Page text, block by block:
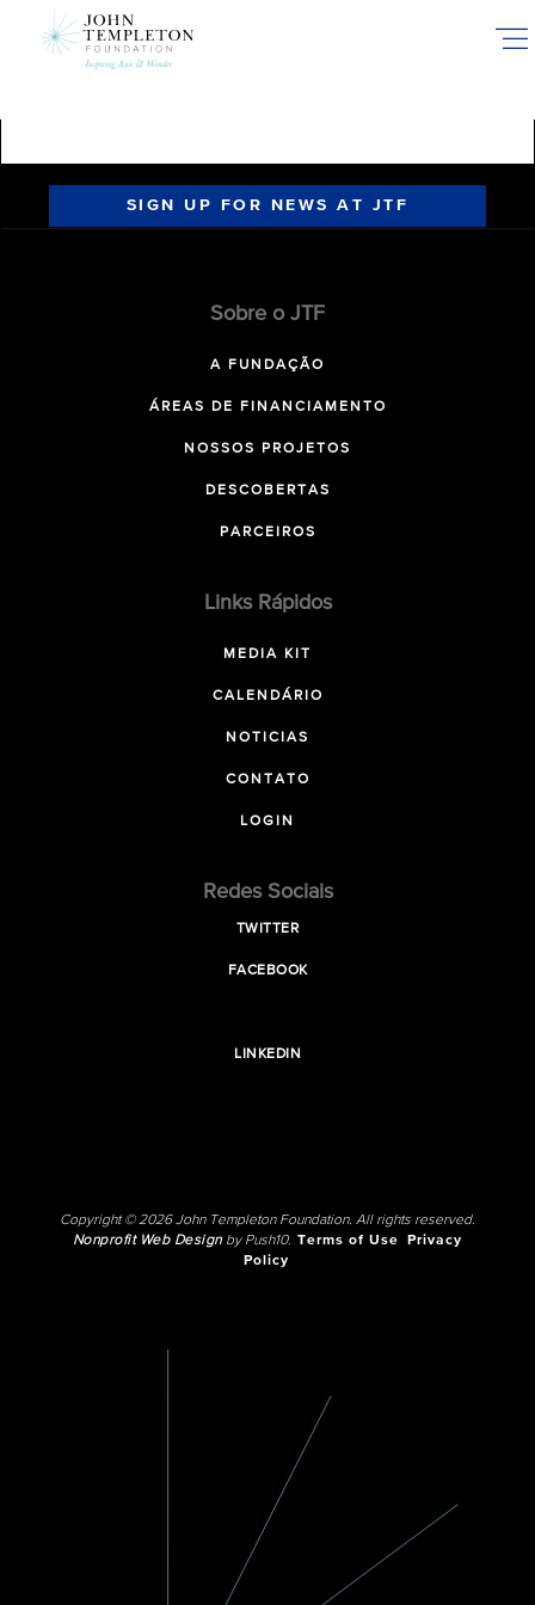
SIGN UP FOR NEWS AT JTF
Sobre o JTF
A FUNDAÇÃO
ÁREAS DE FINANCIAMENTO
NOSSOS PROJETOS
DESCOBERTAS
PARCEIROS
Links Rápidos
MEDIA KIT
CALENDÁRIO
NOTICIAS
CONTATO
LOGIN
Redes Sociais
TWITTER
FACEBOOK
LINKEDIN
Copyright © 2026 John Templeton Foundation. All rights reserved.
Nonprofit Web Designby Push10. Terms of Use
Privacy
Policy